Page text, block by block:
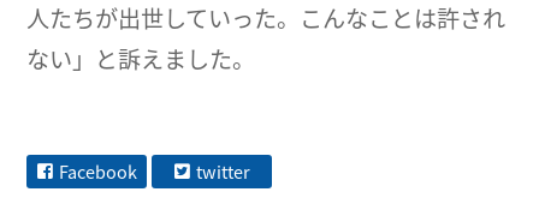
人たちが出世していった。こんなことは許され
ない」と訴えました。
Facebook twitter